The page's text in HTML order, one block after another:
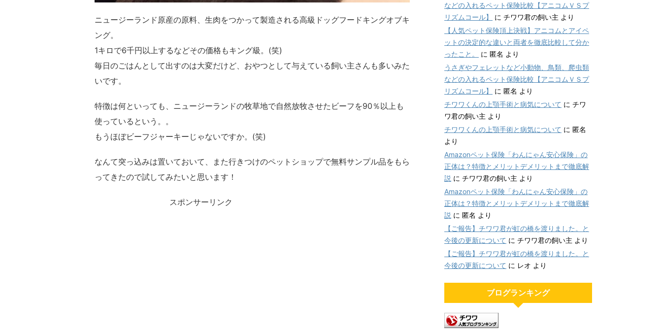
ニュージーランド原産の原料、生肉をつかって製造される高級ドッグフードキングオブキ
ング。
1キロで6千円以上するなどその価格もキング級。(笑)
毎日のごはんとして出すのは大変だけど、おやつとして与えている飼い主さんも多いみた
いです。
特徴は何といっても、ニュージーランドの牧草地で自然放牧させたビーフを90％以上も
使っているという。。
もうほぼビーフジャーキーじゃないですか。(笑)
なんて突っ込みは置いておいて、また行きつけのペットショップで無料サンプル品をもら
ってきたので試してみたいと思います！
スポンサーリンク
などの入れるペット保険比較【アニコムＶＳプ
リズムコール】
に チワワ君の飼い主 より
【人気ペット保険頂上決戦】アニコムとアイペ
ットの決定的な違いと両者を徹底比較して分か
ったこと。
に 匿名 より
うさぎやフェレットなど小動物、鳥類、爬虫類
などの入れるペット保険比較【アニコムＶＳプ
リズムコール】
に 匿名 より
チワワくんの上顎手術と病気について に チワ
ワ君の飼い主 より
チワワくんの上顎手術と病気について に 匿名
より
Amazonペット保険「わんにゃん安心保険」の
正体は？特徴とメリットデメリットまで徹底解
説 に チワワ君の飼い主 より
Amazonペット保険「わんにゃん安心保険」の
正体は？特徴とメリットデメリットまで徹底解
説 に 匿名 より
【ご報告】チワワ君が虹の橋を渡りました。と
今後の更新について に チワワ君の飼い主 より
【ご報告】チワワ君が虹の橋を渡りました。と
今後の更新について に レオ より
ブログランキング